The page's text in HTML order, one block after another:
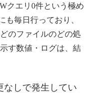
クエリ0件という極め
も毎日行っており、
のファイルのどの処
す数値・ログは、結
しで発生してい